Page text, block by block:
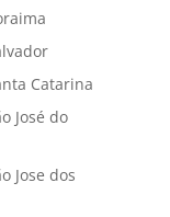
Catarina
José do
Jose dos